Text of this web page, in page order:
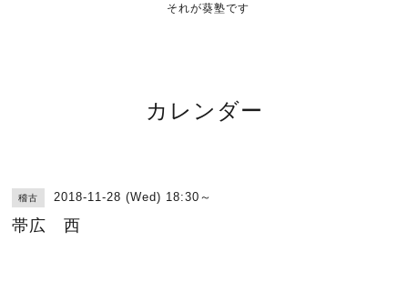
それが葵塾です
カレンダー
稽古 2018-11-28 (Wed) 18:30～
帯広 西